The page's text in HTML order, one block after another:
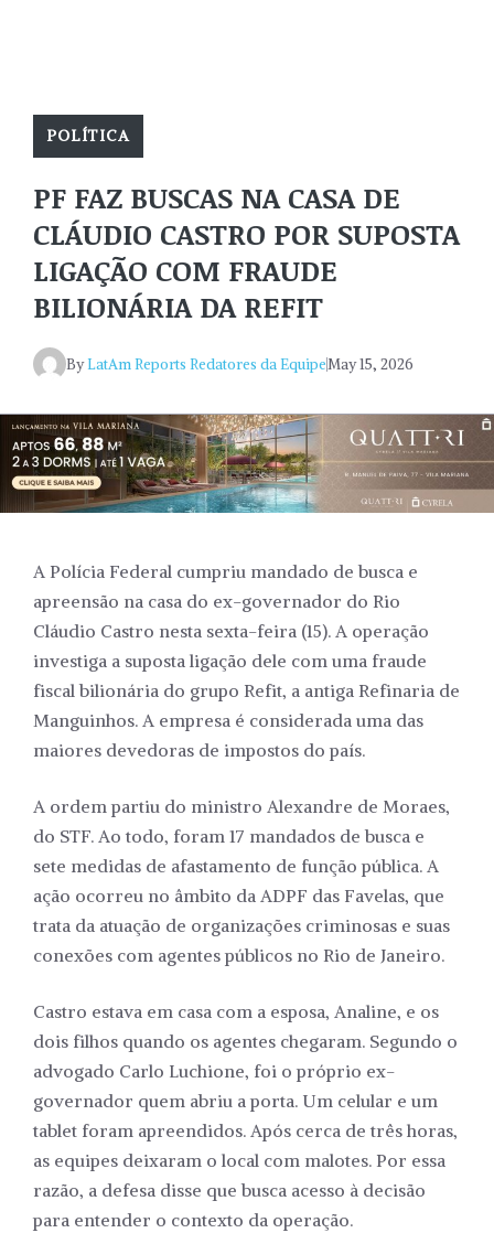
POLÍTICA
PF FAZ BUSCAS NA CASA DE
CLÁUDIO CASTRO POR SUPOSTA
LIGAÇÃO COM FRAUDE
BILIONÁRIA DA REFIT
ByLatAm Reports Redatores da EquipeMay 15, 2026
A Polícia Federal cumpriu mandado de busca e
apreensão na casa do ex-governador do Rio
Cláudio Castro nesta sexta-feira (15). A operação
investiga a suposta ligação dele com uma fraude
fiscal bilionária do grupo Refit, a antiga Refinaria de
Manguinhos. A empresa é considerada uma das
maiores devedoras de impostos do país.
A ordem partiu do ministro Alexandre de Moraes,
do STF. Ao todo, foram 17 mandados de busca e
sete medidas de afastamento de função pública. A
ação ocorreu no âmbito da ADPF das Favelas, que
trata da atuação de organizações criminosas e suas
conexões com agentes públicos no Rio de Janeiro.
Castro estava em casa com a esposa, Analine, e os
dois filhos quando os agentes chegaram. Segundo o
advogado Carlo Luchione, foi o próprio ex-
governador quem abriu a porta. Um celular e um
tablet foram apreendidos. Após cerca de três horas,
as equipes deixaram o local com malotes. Por essa
razão, a defesa disse que busca acesso à decisão
para entender o contexto da operação.